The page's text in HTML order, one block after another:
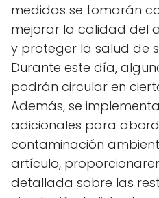
medidas se tomarán
mejorar la calidad del
y proteger la salud de
Durante este día,
podrán circular en
Además, se
adicionales para
contaminación
artículo,
detallada sobre las